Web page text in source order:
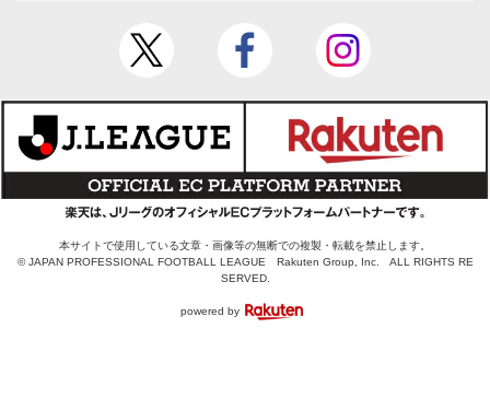
本サイトで使用している文章・画像等の無断での複製・転載を禁止します。
© JAPAN PROFESSIONAL FOOTBALL LEAGUE Rakuten Group, Inc. ALL RIGHTS RE
SERVED.
powered by